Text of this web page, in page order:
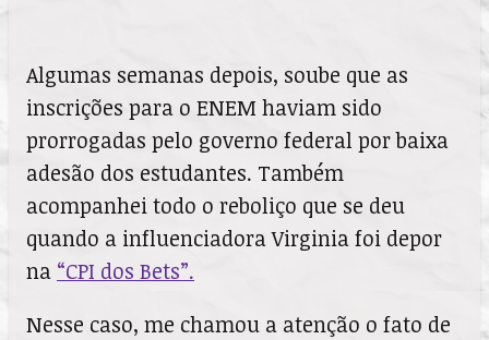
Algumas semanas depois, soube que as
inscrições para o ENEM haviam sido
prorrogadas pelo governo federal por baixa
adesão dos estudantes. Também
acompanhei todo o reboliço que se deu
quando a influenciadora Virginia foi depor
na “CPI dos Bets”.
Nesse caso, me chamou a atenção o fato de